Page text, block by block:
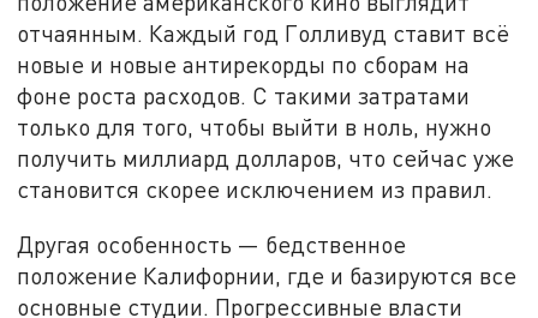
отчаянным. Каждый год Голливуд ставит всё
новые и новые антирекорды по сборам на
фоне роста расходов. С такими затратами
только для того, чтобы выйти в ноль, нужно
получить миллиард долларов, что сейчас уже
становится скорее исключением из правил.
Другая особенность — бедственное
положение Калифорнии, где и базируются все
основные студии. Прогрессивные власти